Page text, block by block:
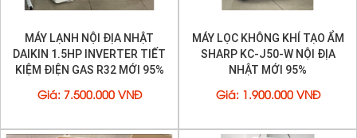
MÁY LẠNH NỘI ĐỊA NHẬT
DAIKIN 1.5HP INVERTER TIẾT
KIỆM ĐIỆN GAS R32 MỚI 95%
Giá : 7.500.000 VNĐ
MÁY LỌC KHÔNG KHÍ TẠO ẨM
SHARP KC-J50-W NỘI ĐỊA
NHẬT MỚI 95%
Giá : 1.900.000 VNĐ